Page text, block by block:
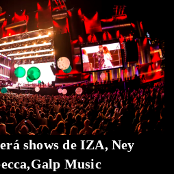
shows de IZA, Ney
Music